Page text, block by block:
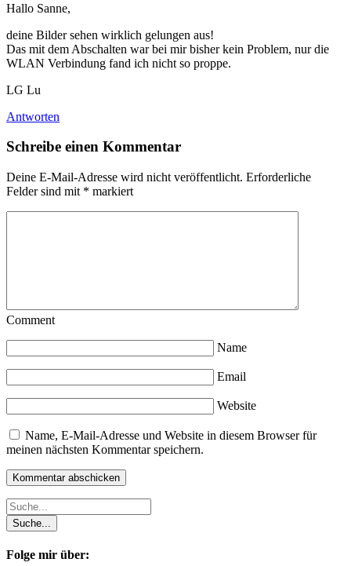
Hallo Sanne,
deine Bilder sehen wirklich gelungen aus!
Das mit dem Abschalten war bei mir bisher kein Problem, nur die
WLAN Verbindung fand ich nicht so proppe.
LG Lu
Antworten
Schreibe einen Kommentar
Deine E-Mail-Adresse wird nicht veröffentlicht. Erforderliche
Felder sind mit * markiert
Comment
Name
Email
Website
Name, E-Mail-Adresse und Website in diesem Browser für
meinen nächsten Kommentar speichern.
Folge mir über: